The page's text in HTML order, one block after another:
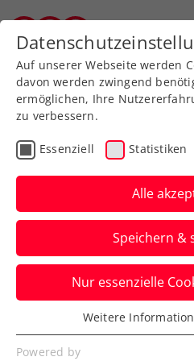
Turniere
Red Bull
2025 wieder
Wiener
Am Abend des 17.
Rahmen der Erste
Tennisparty des Jahres.
Verfasst von: Presseaussendung
Auf unserer Webseite werden
davon werden zwingend
ermöglichen, Ihre
zu verbessern.
Essenziell Statistiken
Alle
Speichern &
Nur essenzielle
Essenziell
Essenzielle Cookies werden
Weitere
Powered by